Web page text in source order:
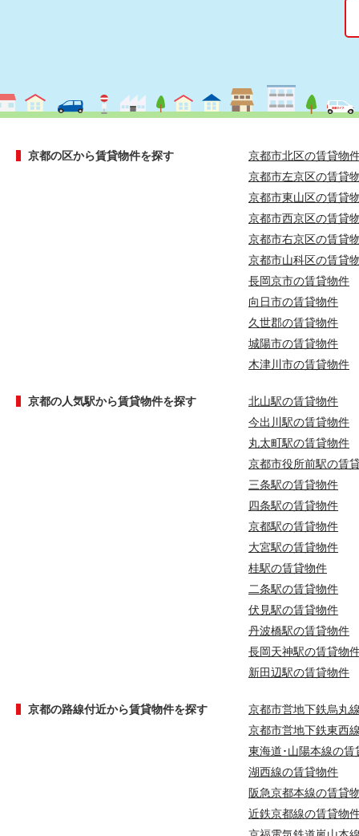
京都の区から賃貸物件を探す
京都市北区の賃貸物
京都市左京区の賃貸
京都市東山区の賃貸
京都市西京区の賃貸
京都市右京区の賃貸
京都市山科区の賃貸
長岡京市の賃貸物件
向日市の賃貸物件
久世郡の賃貸物件
城陽市の賃貸物件
木津川市の賃貸物件
京都の人気駅から賃貸物件を探す
北山駅の賃貸物件
今出川駅の賃貸物件
丸太町駅の賃貸物件
京都市役所前駅の賃
三条駅の賃貸物件
四条駅の賃貸物件
京都駅の賃貸物件
大宮駅の賃貸物件
桂駅の賃貸物件
二条駅の賃貸物件
伏見駅の賃貸物件
丹波橋駅の賃貸物件
長岡天神駅の賃貸物
新田辺駅の賃貸物件
京都の路線付近から賃貸物件を探す
京都市営地下鉄烏丸
京都市営地下鉄東西
東海道･山陽本線の賃
湖西線の賃貸物件
阪急京都本線の賃貸
近鉄京都線の賃貸物